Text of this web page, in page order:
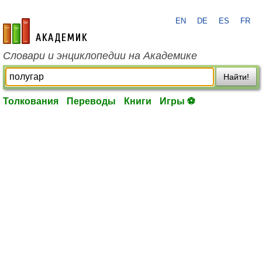
academic.ru
EN DE ES FR
Словари и энциклопедии на Академике
Найти!
Толкования Переводы Книги Игры ⚽